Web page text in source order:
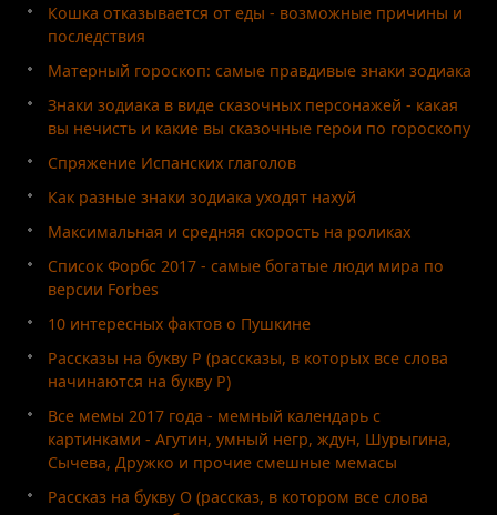
Кошка отказывается от еды - возможные причины и
последствия
Матерный гороскоп: самые правдивые знаки зодиака
Знаки зодиака в виде сказочных персонажей - какая
вы нечисть и какие вы сказочные герои по гороскопу
Спряжение Испанских глаголов
Как разные знаки зодиака уходят нахуй
Максимальная и средняя скорость на роликах
Список Форбс 2017 - самые богатые люди мира по
версии Forbes
10 интересных фактов о Пушкине
Рассказы на букву Р (рассказы, в которых все слова
начинаются на букву Р)
Все мемы 2017 года - мемный календарь с
картинками - Агутин, умный негр, ждун, Шурыгина,
Сычева, Дружко и прочие смешные мемасы
Рассказ на букву О (рассказ, в котором все слова